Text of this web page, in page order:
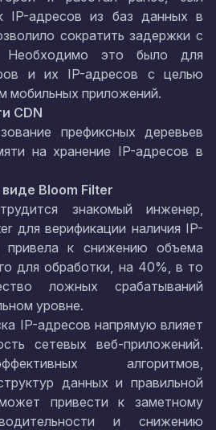
IP-адресов из баз данных в
сократить задержки с
это было для
и их IP-адресов с целью
мобильных приложений.
CDN
префиксных деревьев
на хранение IP-адресов в
Bloom Filter
знакомый инженер,
для верификации наличия IP-
к снижению объема
для обработки, на 40%, в то
ложных срабатываний
уровне.
IP-адресов напрямую влияет
сетевых веб-приложений.
алгоритмов,
данных и правильной
привести к заметному
и снижению